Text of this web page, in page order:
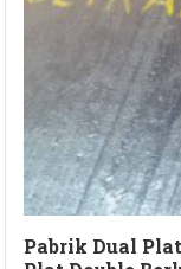
Pabrik Dual